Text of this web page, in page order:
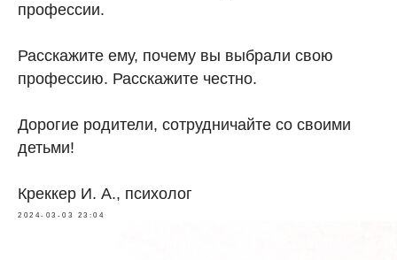
профессии.
Расскажите ему, почему вы выбрали свою
профессию. Расскажите честно.
Дорогие родители, сотрудничайте со своими
детьми!
Креккер И. А., психолог
2024-03-03 23:04